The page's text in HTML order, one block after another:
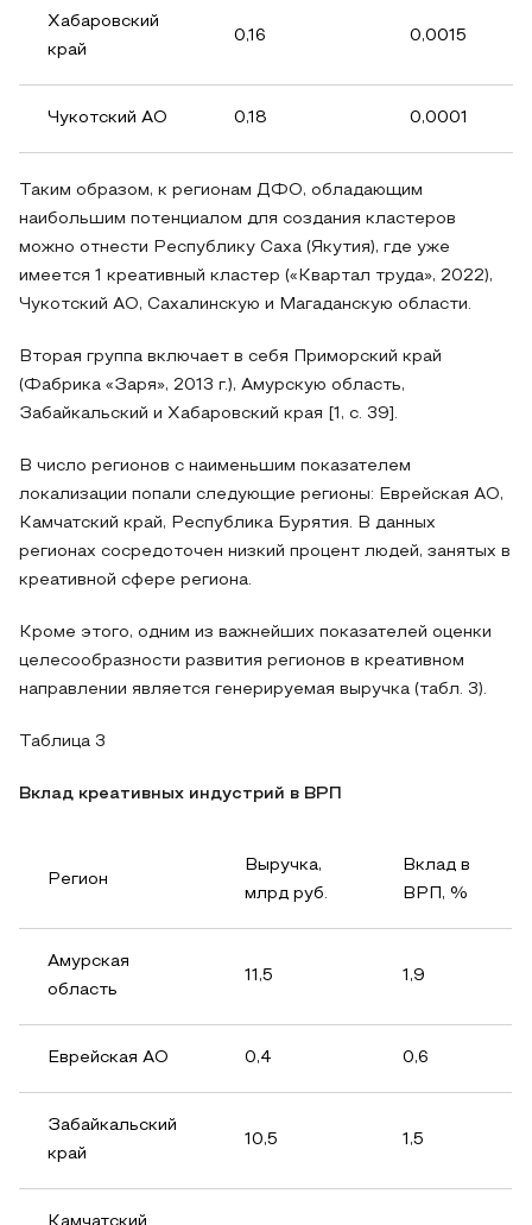
Хабаровский
край
0,16 0,0015
Чукотский АО 0,18 0,0001
Таким образом, к регионам ДФО, обладающим
наибольшим потенциалом для создания кластеров
можно отнести Республику Саха (Якутия), где уже
имеется 1 креативный кластер («Квартал труда», 2022),
Чукотский АО, Сахалинскую и Магаданскую области.
Вторая группа включает в себя Приморский край
(Фабрика «Заря», 2013 г.), Амурскую область,
Забайкальский и Хабаровский края [1, с. 39].
В число регионов с наименьшим показателем
локализации попали следующие регионы: Еврейская АО,
Камчатский край, Республика Бурятия. В данных
регионах сосредоточен низкий процент людей, занятых в
креативной сфере региона.
Кроме этого, одним из важнейших показателей оценки
целесообразности развития регионов в креативном
направлении является генерируемая выручка (табл. 3).
Таблица 3
Вклад креативных индустрий в ВРП
Регион
Выручка,
млрд руб.
Вклад в
ВРП, %
Амурская
область
11,5 1,9
Еврейская АО 0,4 0,6
Забайкальский
край
10,5 1,5